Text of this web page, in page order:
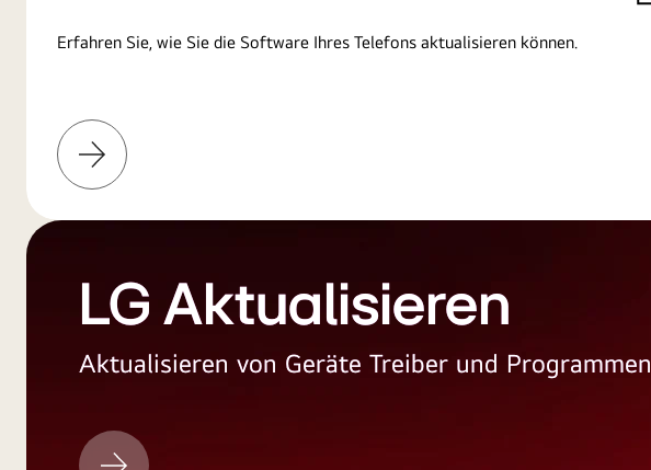
Erfahren Sie, wie Sie die Software Ihres Telefons aktualisieren können.
Weitere
Informationen
LG Aktualisieren
Aktualisieren von Geräte Treiber und Programmen
LG